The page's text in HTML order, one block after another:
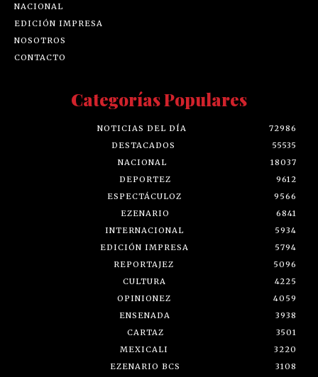
NACIONAL
EDICIÓN IMPRESA
NOSOTROS
CONTACTO
Categorías Populares
NOTICIAS DEL DÍA
72986
DESTACADOS
55535
NACIONAL
18037
DEPORTEZ
9612
ESPECTÁCULOZ
9566
EZENARIO
6841
INTERNACIONAL
5934
EDICIÓN IMPRESA
5794
REPORTAJEZ
5096
CULTURA
4225
OPINIONEZ
4059
ENSENADA
3938
CARTAZ
3501
MEXICALI
3220
EZENARIO BCS
3108